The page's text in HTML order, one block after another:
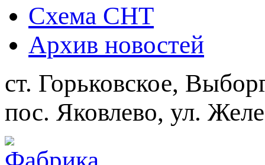
Схема СНТ
Архив новостей
ст. Горьковское,
пос. Яковлево, ул.